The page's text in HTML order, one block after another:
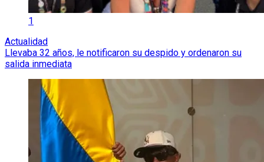
1
Actualidad
Llevaba 32 años, le notificaron su despido y ordenaron su
salida inmediata